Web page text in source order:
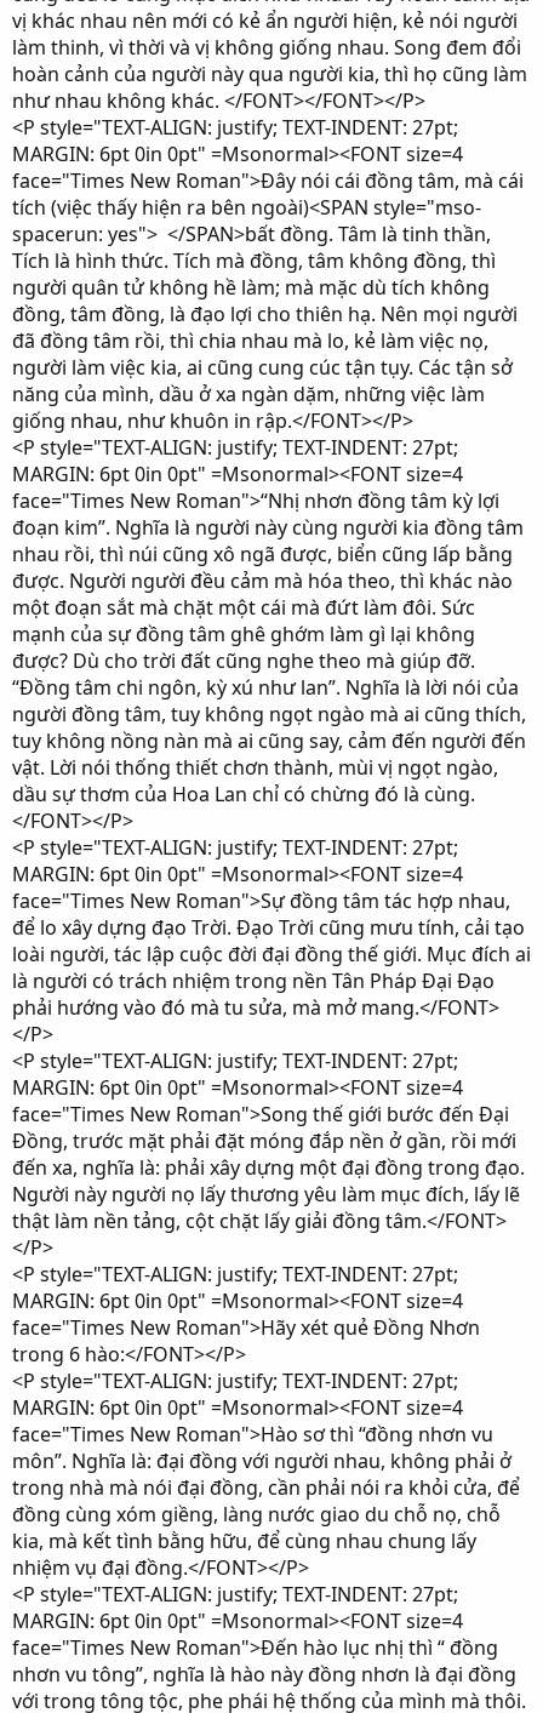
vị khác nhau nên mới có kẻ ẩn người hiện, kẻ nói người
làm thinh, vì thời và vị không giống nhau. Song đem đổi
hoàn cảnh của người này qua người kia, thì họ cũng làm
như nhau không khác. </FONT></FONT></P>
<P style="TEXT-ALIGN: justify; TEXT-INDENT: 27pt;
MARGIN: 6pt 0in 0pt" =Msonormal><FONT size=4
face="Times New Roman">Đây nói cái đồng tâm, mà cái
tích (việc thấy hiện ra bên ngoài)<SPAN style="mso-
spacerun: yes"> </SPAN>bất đồng. Tâm là tinh thần,
Tích là hình thức. Tích mà đồng, tâm không đồng, thì
người quân tử không hề làm; mà mặc dù tích không
đồng, tâm đồng, là đạo lợi cho thiên hạ. Nên mọi người
đã đồng tâm rồi, thì chia nhau mà lo, kẻ làm việc nọ,
người làm việc kia, ai cũng cung cúc tận tụy. Các tận sở
năng của mình, dầu ở xa ngàn dặm, những việc làm
giống nhau, như khuôn in rập.</FONT></P>
<P style="TEXT-ALIGN: justify; TEXT-INDENT: 27pt;
MARGIN: 6pt 0in 0pt" =Msonormal><FONT size=4
face="Times New Roman">“Nhị nhơn đồng tâm kỳ lợi
đoạn kim”. Nghĩa là người này cùng người kia đồng tâm
nhau rồi, thì núi cũng xô ngã được, biển cũng lấp bằng
được. Người người đều cảm mà hóa theo, thì khác nào
một đoạn sắt mà chặt một cái mà đứt làm đôi. Sức
mạnh của sự đồng tâm ghê ghớm làm gì lại không
được? Dù cho trời đất cũng nghe theo mà giúp đỡ.
“Đồng tâm chi ngôn, kỳ xú như lan”. Nghĩa là lời nói của
người đồng tâm, tuy không ngọt ngào mà ai cũng thích,
tuy không nồng nàn mà ai cũng say, cảm đến người đến
vật. Lời nói thống thiết chơn thành, mùi vị ngọt ngào,
dầu sự thơm của Hoa Lan chỉ có chừng đó là cùng.
</FONT></P>
<P style="TEXT-ALIGN: justify; TEXT-INDENT: 27pt;
MARGIN: 6pt 0in 0pt" =Msonormal><FONT size=4
face="Times New Roman">Sự đồng tâm tác hợp nhau,
để lo xây dựng đạo Trời. Đạo Trời cũng mưu tính, cải tạo
loài người, tác lập cuộc đời đại đồng thế giới. Mục đích ai
là người có trách nhiệm trong nền Tân Pháp Đại Đạo
phải hướng vào đó mà tu sửa, mà mở mang.</FONT>
</P>
<P style="TEXT-ALIGN: justify; TEXT-INDENT: 27pt;
MARGIN: 6pt 0in 0pt" =Msonormal><FONT size=4
face="Times New Roman">Song thế giới bước đến Đại
Đồng, trước mặt phải đặt móng đắp nền ở gần, rồi mới
đến xa, nghĩa là: phải xây dựng một đại đồng trong đạo.
Người này người nọ lấy thương yêu làm mục đích, lấy lẽ
thật làm nền tảng, cột chặt lấy giải đồng tâm.</FONT>
</P>
<P style="TEXT-ALIGN: justify; TEXT-INDENT: 27pt;
MARGIN: 6pt 0in 0pt" =Msonormal><FONT size=4
face="Times New Roman">Hãy xét quẻ Đồng Nhơn
trong 6 hào:</FONT></P>
<P style="TEXT-ALIGN: justify; TEXT-INDENT: 27pt;
MARGIN: 6pt 0in 0pt" =Msonormal><FONT size=4
face="Times New Roman">Hào sơ thì “đồng nhơn vu
môn”. Nghĩa là: đại đồng với người nhau, không phải ở
trong nhà mà nói đại đồng, cần phải nói ra khỏi cửa, để
đồng cùng xóm giềng, làng nước giao du chỗ nọ, chỗ
kia, mà kết tình bằng hữu, để cùng nhau chung lấy
nhiệm vụ đại đồng.</FONT></P>
<P style="TEXT-ALIGN: justify; TEXT-INDENT: 27pt;
MARGIN: 6pt 0in 0pt" =Msonormal><FONT size=4
face="Times New Roman">Đến hào lục nhị thì “ đồng
nhơn vu tông”, nghĩa là hào này đồng nhơn là đại đồng
với trong tông tộc, phe phái hệ thống của mình mà thôi.